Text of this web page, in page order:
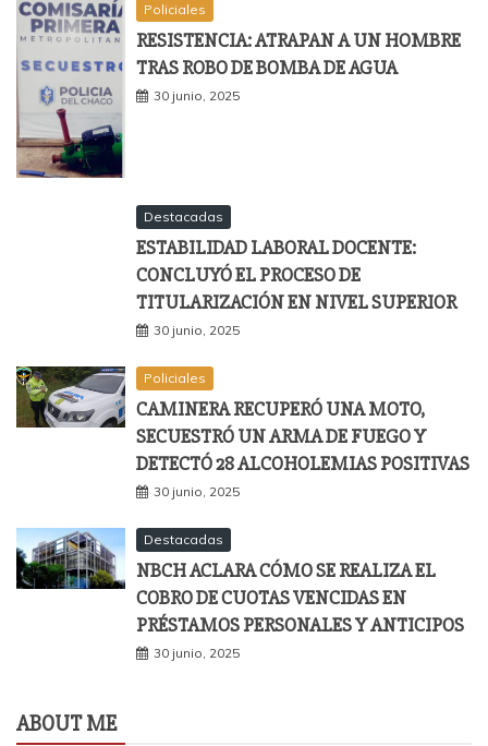
Policiales
RESISTENCIA: ATRAPAN A UN HOMBRE
TRAS ROBO DE BOMBA DE AGUA
30 junio, 2025
Destacadas
ESTABILIDAD LABORAL DOCENTE:
CONCLUYÓ EL PROCESO DE
TITULARIZACIÓN EN NIVEL SUPERIOR
30 junio, 2025
Policiales
CAMINERA RECUPERÓ UNA MOTO,
SECUESTRÓ UN ARMA DE FUEGO Y
DETECTÓ 28 ALCOHOLEMIAS POSITIVAS
30 junio, 2025
Destacadas
NBCH ACLARA CÓMO SE REALIZA EL
COBRO DE CUOTAS VENCIDAS EN
PRÉSTAMOS PERSONALES Y ANTICIPOS
30 junio, 2025
ABOUT ME